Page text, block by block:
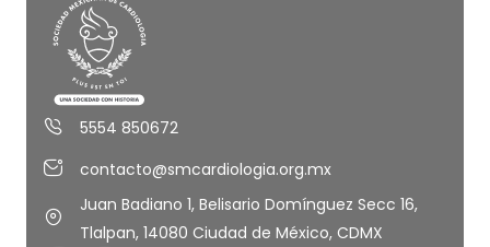
5554 850672
contacto@smcardiologia.org.mx
Juan Badiano 1, Belisario Domínguez Secc 16,
Tlalpan, 14080 Ciudad de México, CDMX